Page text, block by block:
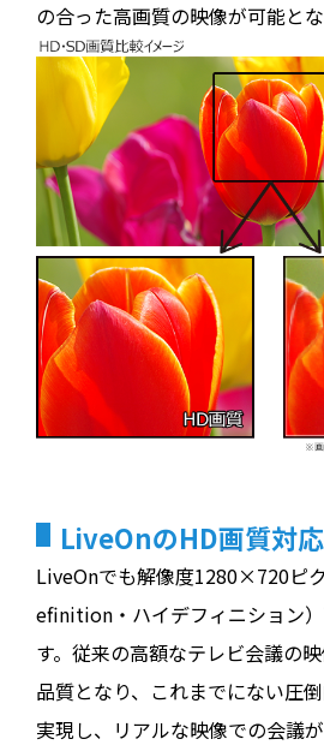
の合った高画質の映像が可能とな
LiveOnのHD画質対応
LiveOnでも解像度1280×720ピ
efinition・ハイデフィニション
す。従来の高額なテレビ会議の
品質となり、これまでにない圧
実現し、リアルな映像での会議